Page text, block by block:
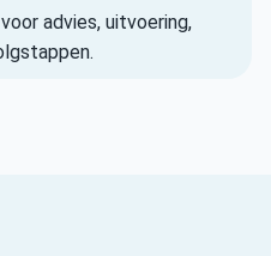
advies, uitvoering,